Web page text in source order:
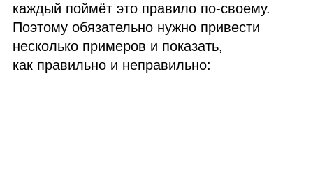
каждый поймёт это правило по‑своему.
Поэтому обязательно нужно привести
несколько примеров и показать,
как правильно и неправильно: